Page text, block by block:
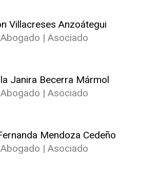
Villacreses Anzoátegui
Abogado | Asociado
Janira Becerra Mármol
Abogado | Asociado
Mendoza Cedeño
Abogado | Asociado